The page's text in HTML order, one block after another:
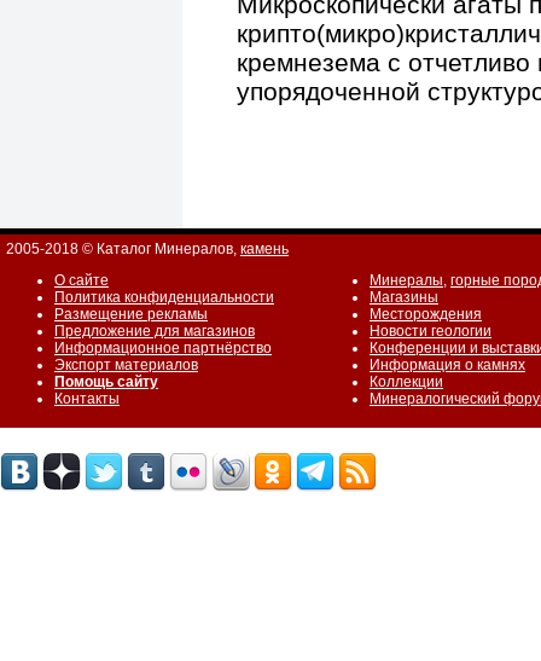
кремнезема с
упорядоченной
2005-2018 © Каталог Минералов, камень
О сайте
Политика конфиденциальности
Размещение рекламы
Предложение для магазинов
Информационное партнёрство
Экспорт материалов
Помощь сайту
Контакты
Минералы, горные
Магазины
Месторождения
Новости геологии
Конференции и
Информация о камнях
Коллекции
Минералогический